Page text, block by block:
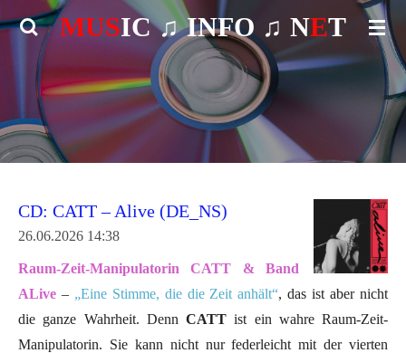
Zum
Hauptinhalt
springen
MUSIC ♫INFO ♫ NET
CD: CATT – Alive (DE_NS)
26.06.2026 14:38
Raum-Zeit-Manipulatorin CATT & Band
ALive – „Eine Stimme, die die Zeit anhält“, das ist aber nicht
die ganze Wahrheit. Denn CATT ist ein wahre Raum-Zeit-
Manipulatorin. Sie kann nicht nur federleicht mit der vierten